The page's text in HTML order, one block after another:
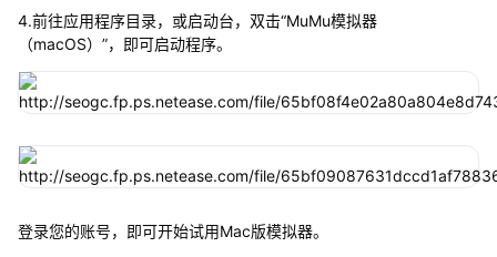
4.前往应用程序目录，或启动台，双击“MuMu模拟器
（macOS）”，即可启动程序。
登录您的账号，即可开始试用Mac版模拟器。